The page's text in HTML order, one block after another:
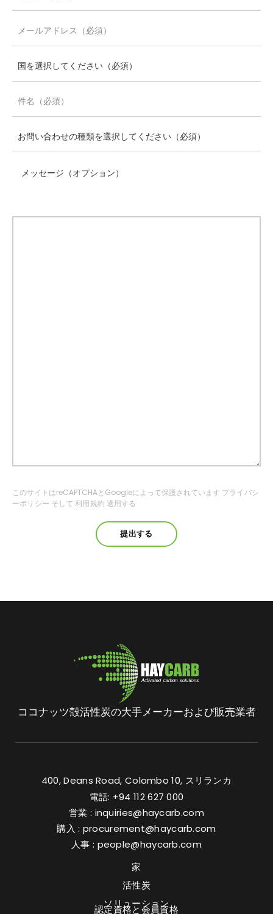
メッセージ（オプション）
このサイトはreCAPTCHAとGoogleによって保護されています プライバシ
ーポリシー そして利用規約 適用する
ココナッツ殻活性炭の大手メーカーおよび販売業者
400, Deans Road, Colombo 10, スリランカ
電話: +94 112 627 000
営業 : inquiries@haycarb.com
購入 : procurement@haycarb.com
人事 : people@haycarb.com
家
活性炭
ソリューション
認定資格と会員資格